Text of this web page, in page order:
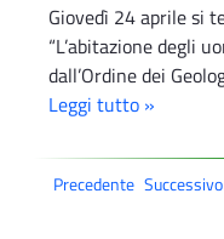
Giovedì 24 aprile si
“L’abitazione degli
dall’Ordine dei
Leggi tutto »
Precedente Successivo